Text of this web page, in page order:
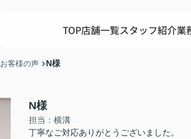
TOP店舗一覧スタッフ紹介業
お客様の声 N様
N様
担当：横溝
丁寧なご対応ありがとうございました。